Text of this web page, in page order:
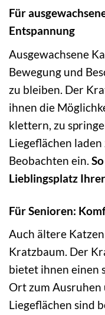
Für
Entspannung
Ausgewachsene
Bewegung und
zu bleiben. Der
ihnen die
klettern, zu
Liegeflächen
Beobachten ein.
Lieblingsplatz
Für Senioren:
Auch ältere
Kratzbaum. Der
bietet ihnen einen
Ort zum Ausruhen
Liegeflächen sind